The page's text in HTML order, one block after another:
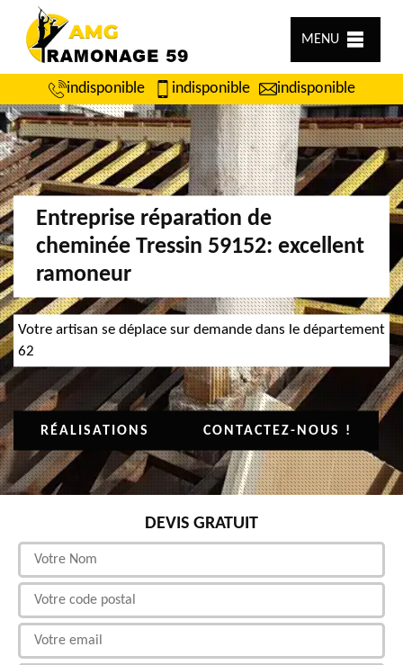
MENU
indisponible indisponible indisponible
Entreprise réparation de
cheminée Tressin 59152: excellent
ramoneur
Votre artisan se déplace sur demande dans le département
62
RÉALISATIONS CONTACTEZ-NOUS !
DEVIS GRATUIT